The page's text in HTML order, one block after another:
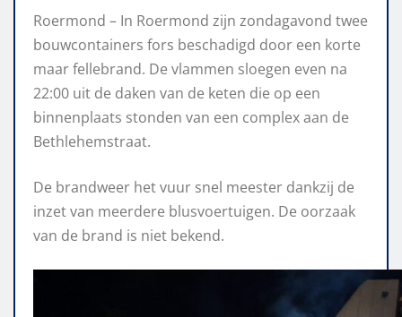
Roermond – In Roermond zijn zondagavond twee
bouwcontainers fors beschadigd door een korte
maar fellebrand. De vlammen sloegen even na
22:00 uit de daken van de keten die op een
binnenplaats stonden van een complex aan de
Bethlehemstraat.
De brandweer het vuur snel meester dankzij de
inzet van meerdere blusvoertuigen. De oorzaak
van de brand is niet bekend.